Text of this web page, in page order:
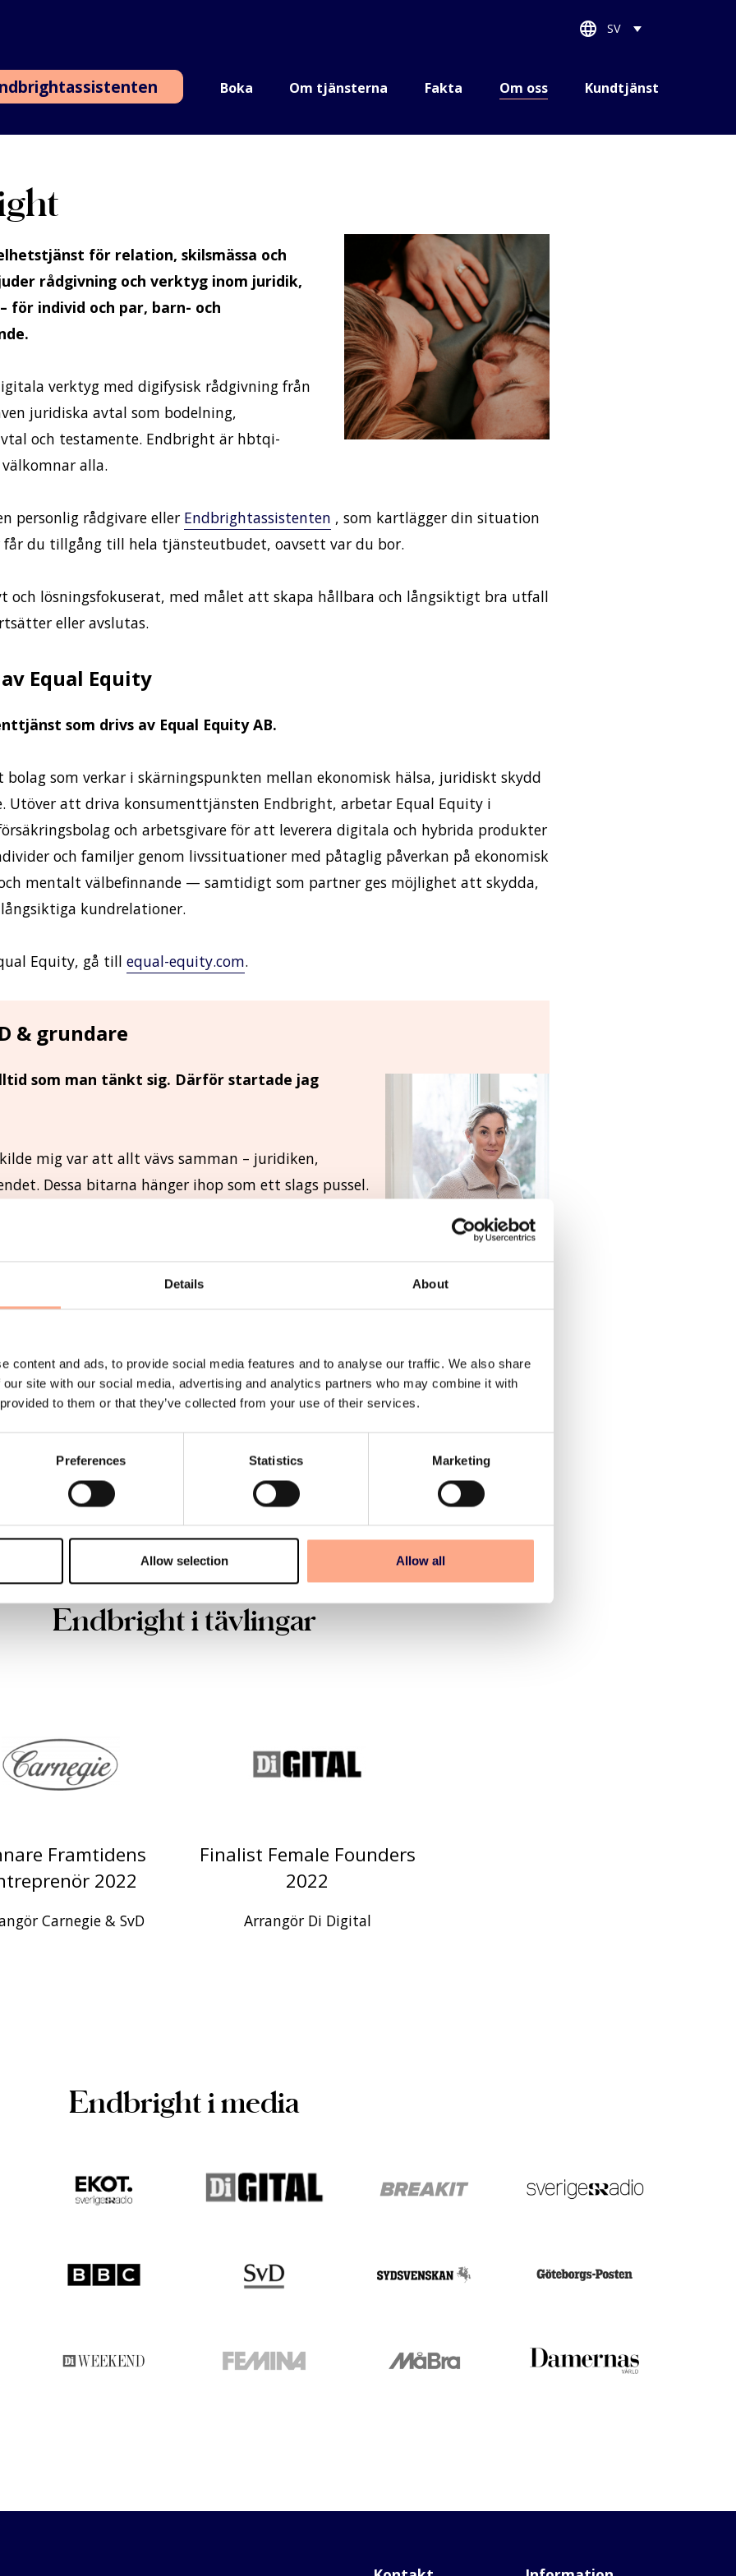
Details About
content and ads, to provide social media features and to analyse our traffic. We also share
site with our social media, advertising and analytics partners who may combine it with
to them or that they’ve collected from your use of their services.
Preferences Statistics Marketing
Allow selection Allow all
SV
Boka Om tjänsterna Fakta Om oss Kundtjänst
för relation, skilsmässa och
rådgivning och verktyg inom juridik,
för individ och par, barn- och
verktyg med digifysisk rådgivning från
juridiska avtal som bodelning,
och testamente. Endbright är hbtqi-
välkomnar alla.
personlig rådgivare eller Endbrightassistenten , som kartlägger din situation
får du tillgång till hela tjänsteutbudet, oavsett var du bor.
och lösningsfokuserat, med målet att skapa hållbara och långsiktigt bra utfall
eller avslutas.
Equal Equity
som drivs av Equal Equity AB.
bolag som verkar i skärningspunkten mellan ekonomisk hälsa, juridiskt skydd
Utöver att driva konsumenttjänsten Endbright, arbetar Equal Equity i
och arbetsgivare för att leverera digitala och hybrida produkter
och familjer genom livssituationer med påtaglig påverkan på ekonomisk
mentalt välbefinnande — samtidigt som partner ges möjlighet att skydda,
kundrelationer.
Equity, gå tillequal-equity.com.
& grundare
som man tänkt sig. Därför startade jag
mig var att allt vävs samman – juridiken,
Dessa bitarna hänger ihop som ett slags pussel.
försöka lägga dem på plats och skapa en vettig
mina barn och för min omgivning.
ettföre, ettunderoch ettefter. Såhär, mer än 10 år senare, finns det
Barn växer, nya relationer skapas och nya frågor uppstår. Endbright är
när jag skilde mig. En plats där man säkert och tryggt skulle kunna få
kunde inhämta kunskap och fakta, och tack vare detta få en smidigare resa
med Endbright’s hjälp.
Endbright i tävlingar
Framtidens
2022
Carnegie & SvD
Finalist Female Founders
2022
Arrangör Di Digital
Endbright i media